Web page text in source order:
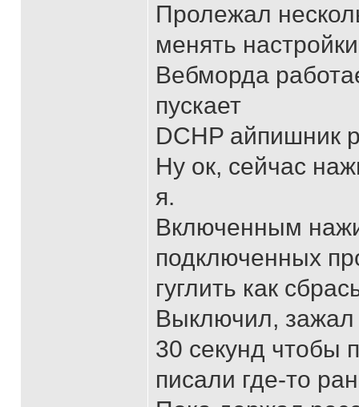
Пролежал
менять
Вебморда
пускает
DCHP айпишник
Ну ок, сейчас
я.
Включенным
подключенных
гуглить как
Выключил, зажал
30 секунд чтобы
писали где-то